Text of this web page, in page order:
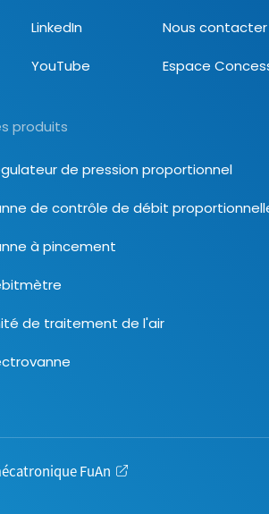
LinkedIn
YouTube
Nous contacter
Espace
produits
de pression proportionnel
de contrôle de débit
à pincement
de traitement de l'air
FuAn